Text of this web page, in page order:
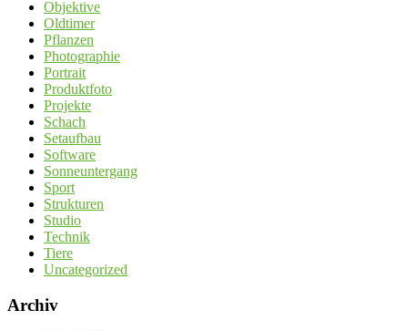
Objektive
Oldtimer
Pflanzen
Photographie
Portrait
Produktfoto
Projekte
Schach
Setaufbau
Software
Sonneuntergang
Sport
Strukturen
Studio
Technik
Tiere
Uncategorized
Archiv